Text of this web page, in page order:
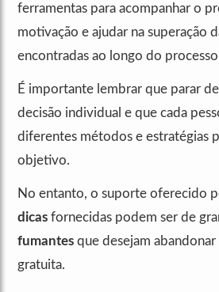
ferramentas para acompanhar o
motivação e ajudar na superação
encontradas ao longo do
É importante lembrar que parar
decisão individual e que cada
diferentes métodos e estratégias
objetivo.
No entanto, o suporte oferecido
dicas fornecidas podem ser de
fumantes que desejam abandonar
gratuita.